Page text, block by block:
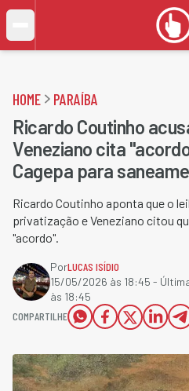
HOME PARAÍBA
Ricardo Coutinho
Veneziano cita
Cagepa para
Ricardo Coutinho aponta que o
privatização e Veneziano citou
"acordo".
PorLUCAS ISÍDIO
15/05/2026 às 18:45 -
às 18:45
COMPARTILHE